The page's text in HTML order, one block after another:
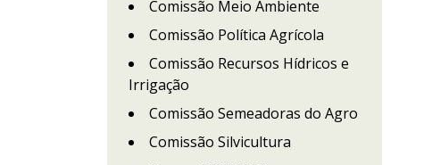
Comissão Meio Ambiente
Comissão Política Agrícola
Comissão Recursos Hídricos e
Irrigação
Comissão Semeadoras do Agro
Comissão Silvicultura